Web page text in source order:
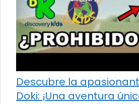
Descubre la
Doki: ¡Una aventura